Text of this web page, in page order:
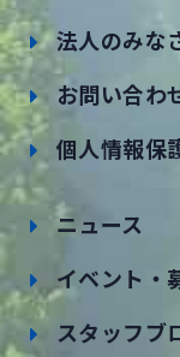
法人のみな
お問い合わ
個人情報保
ニュース
イベント・
スタッフブ